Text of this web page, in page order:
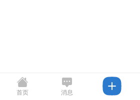
首页 消息